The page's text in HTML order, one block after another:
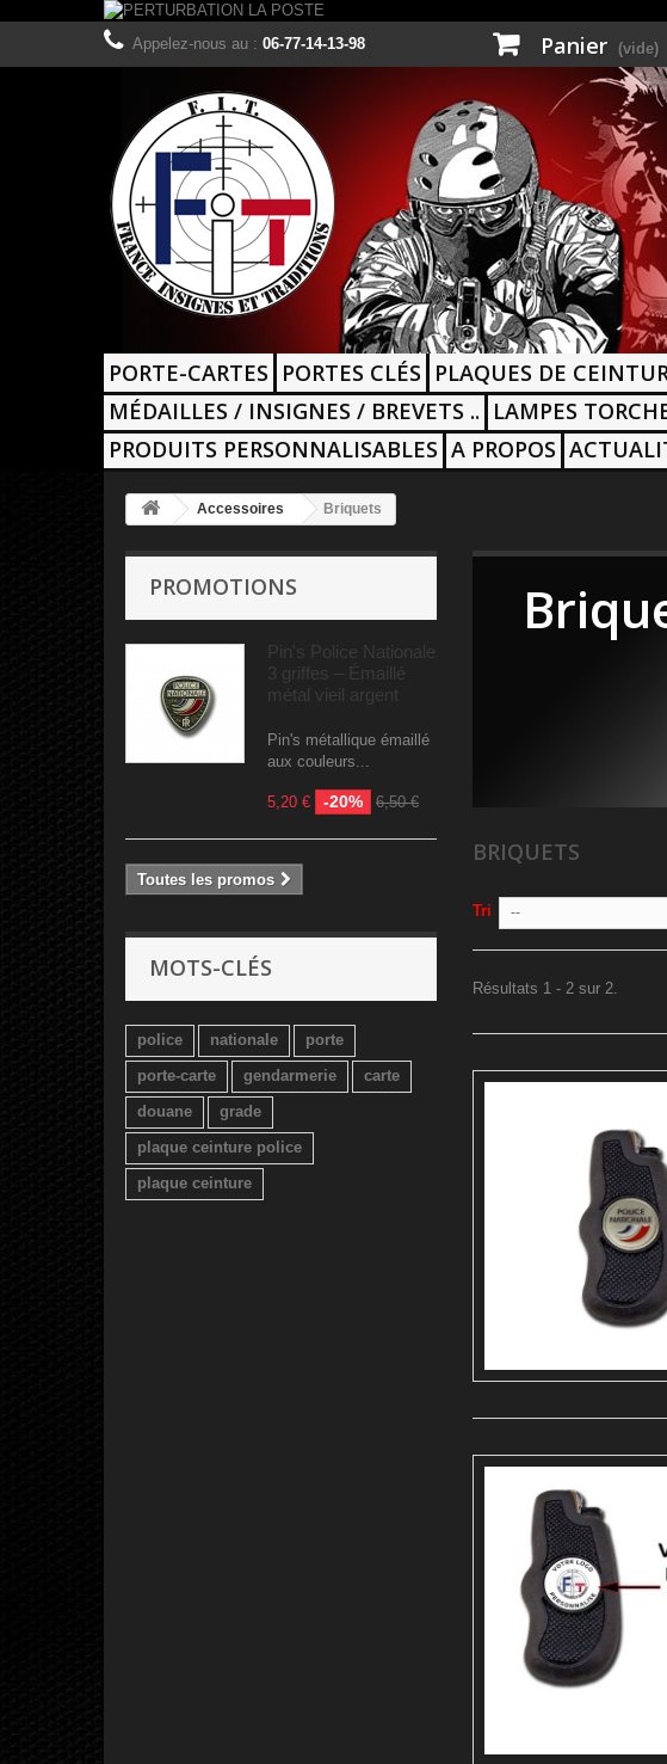
Appelez-nous au : 06-77-14-13-98 Panier (vide)
PORTE-CARTES PORTES CLÉS PLAQUES DE
MÉDAILLES / INSIGNES / BREVETS .. LAMPES
PRODUITS PERSONNALISABLES A PROPOS
Accessoires Briquets
PROMOTIONS
Pin's Police Nationale
3 griffes – Émaillé
métal vieil argent
Pin's métallique émaillé
aux couleurs...
5,20 € -20% 6,50 €
Toutes les promos
MOTS-CLÉS
police nationale
porte
porte-carte
gendarmerie
carte
douane
grade
plaque ceinture police
plaque ceinture
BRIQUETS
Tri --
Résultats 1 - 2 sur 2.